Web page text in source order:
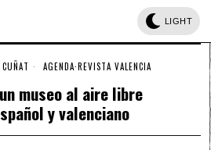
LIGHT
AGENDA·REVISTA VALENCIA
museo al aire libre
y valenciano